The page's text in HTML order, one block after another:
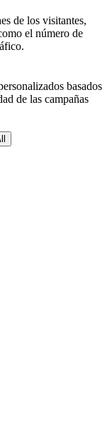
de los visitantes,
el número de
basados
de las campañas